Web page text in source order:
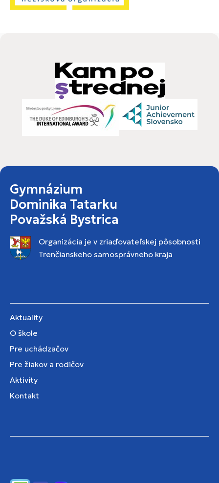
Gymnázium
Dominika Tatarku
Považská Bystrica
Organizácia je v zriaďovateľskej pôsobnosti
Trenčianskeho samosprávneho kraja
Aktuality
O škole
Pre uchádzačov
Pre žiakov a rodičov
Aktivity
Kontakt